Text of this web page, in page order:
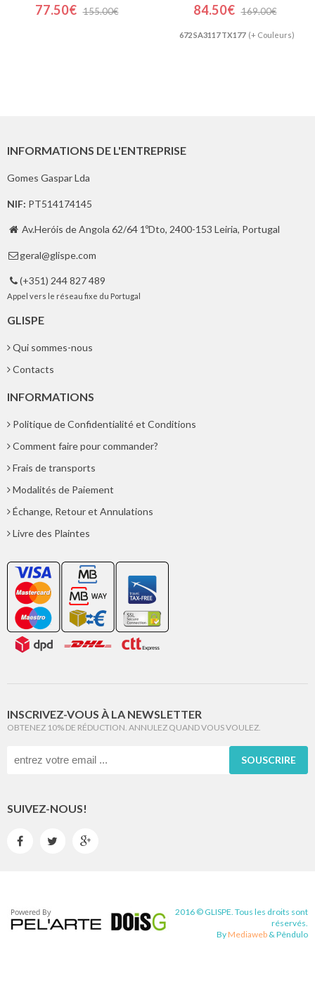
77.50€ 155.00€ 84.50€ 169.00€
672 SA3117 TX177(+ Couleurs)
INFORMATIONS DE L'ENTREPRISE
Gomes Gaspar Lda
NIF: PT514174145
 Av.Heróis de Angola 62/64 1ºDto, 2400-153 Leiria, Portugal
 geral@glispe.com
 (+351) 244 827 489
Appel vers le réseau fixe du Portugal
GLISPE
Qui sommes-nous
Contacts
INFORMATIONS
Politique de Confidentialité et Conditions
Comment faire pour commander?
Frais de transports
Modalités de Paiement
Échange, Retour et Annulations
Livre des Plaintes
INSCRIVEZ-VOUS À LA NEWSLETTER
OBTENEZ 10% DE RÉDUCTION. ANNULEZ QUAND VOUS VOULEZ.
SOUSCRIRE
SUIVEZ-NOUS!
  
2016 © GLISPE. Tous les droits sont
réservés.
By Mediaweb & Pêndulo